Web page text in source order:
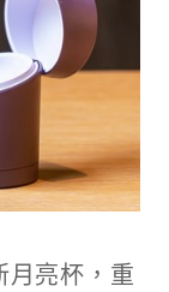
亮杯，重